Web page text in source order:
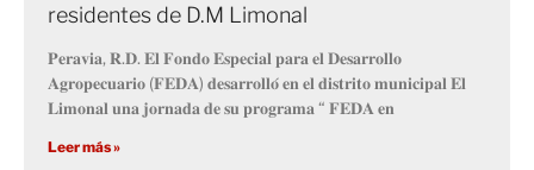
residentes de D.M Limonal
𝐏𝐞𝐫𝐚𝐯𝐢𝐚, 𝐑.𝐃. 𝐄𝐥 𝐅𝐨𝐧𝐝𝐨 𝐄𝐬𝐩𝐞𝐜𝐢𝐚𝐥 𝐩𝐚𝐫𝐚 𝐞𝐥 𝐃𝐞𝐬𝐚𝐫𝐫𝐨𝐥𝐥𝐨
𝐀𝐠𝐫𝐨𝐩𝐞𝐜𝐮𝐚𝐫𝐢𝐨 (𝐅𝐄𝐃𝐀) 𝐝𝐞𝐬𝐚𝐫𝐫𝐨𝐥𝐥𝐨́ 𝐞𝐧 𝐞𝐥 𝐝𝐢𝐬𝐭𝐫𝐢𝐭𝐨 𝐦𝐮𝐧𝐢𝐜𝐢𝐩𝐚𝐥 𝐄𝐥
𝐋𝐢𝐦𝐨𝐧𝐚𝐥 𝐮𝐧𝐚 𝐣𝐨𝐫𝐧𝐚𝐝𝐚 𝐝𝐞 𝐬𝐮 𝐩𝐫𝐨𝐠𝐫𝐚𝐦𝐚 “ 𝐅𝐄𝐃𝐀 𝐞𝐧
Leer más »